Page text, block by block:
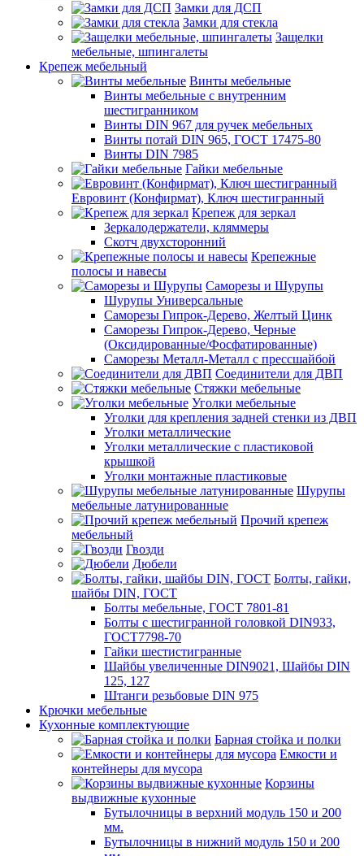
Замки для ДСП
Замки для стекла
Защелки
мебельные, шпингалеты
Крепеж мебельный
Винты мебельные
Винты мебельные с внутренним
шестигранником
Винты DIN 967 для ручек мебельных
Винты потай DIN 965, ГОСТ 17475-80
Винты DIN 7985
Гайки мебельные
Евровинт (Конфирмат), Ключ шестигранный
Крепеж для зеркал
Зеркалодержатели, кляммеры
Скотч двухсторонний
Крепежные
полосы и навесы
Саморезы и Шурупы
Шурупы Универсальные
Саморезы Гипрок-Дерево, Желтый Цинк
Саморезы Гипрок-Дерево, Черные
(Оксидированные/Фосфатированные)
Саморезы Металл-Металл с прессшайбой
Соединители для ДВП
Стяжки мебельные
Уголки мебельные
Уголки для крепления задней стенки из ДВП
Уголки металлические
Уголки металлические с пластиковой
крышкой
Уголки монтажные пластиковые
Шурупы
мебельные латунированные
Прочий крепеж
мебельный
Гвозди
Дюбели
Болты, гайки,
шайбы DIN, ГОСТ
Болты мебельные, ГОСТ 7801-81
Болты с шестигранной головкой DIN933,
ГОСТ7798-70
Гайки шестистигранные
Шайбы увеличенные DIN9021, Шайбы DIN
125, 127
Штанги резьбовые DIN 975
Крючки мебельные
Кухонные комплектующие
Барная стойка и полки
Емкости и
контейнеры для мусора
Корзины
выдвижные кухонные
Бутылочницы в верхний модуль 150 и 200
мм.
Бутылочницы в нижний модуль 150 и 200